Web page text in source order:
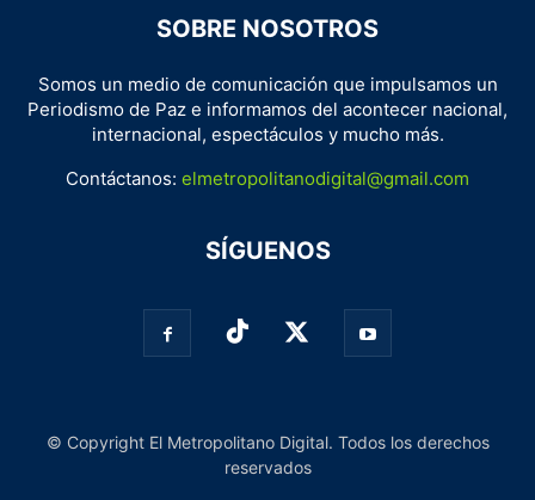
SOBRE NOSOTROS
Somos un medio de comunicación que impulsamos un
Periodismo de Paz e informamos del acontecer nacional,
internacional, espectáculos y mucho más.
Contáctanos: elmetropolitanodigital@gmail.com
SÍGUENOS
© Copyright El Metropolitano Digital. Todos los derechos
reservados